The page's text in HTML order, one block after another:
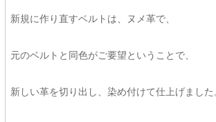
新規に作り直すベルトは、ヌメ革で、
元のベルトと同色がご要望ということで、
新しい革を切り出し、染め付けて仕上げました